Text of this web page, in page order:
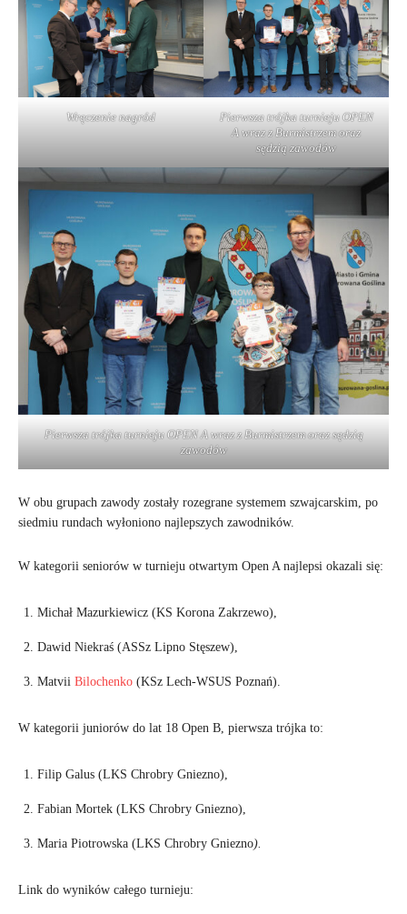
Wręczenie nagród
Pierwsza trójka turnieju OPEN
A wraz z Burmistrzem oraz
sędzią zawodów
Pierwsza trójka turnieju OPEN A wraz z Burmistrzem oraz sędzią
zawodów
W obu grupach zawody zostały rozegrane systemem szwajcarskim, po
siedmiu rundach wyłoniono najlepszych zawodników.
W kategorii seniorów w turnieju otwartym Open A najlepsi okazali się:
Michał Mazurkiewicz (KS Korona Zakrzewo),
Dawid Niekraś (ASSz Lipno Stęszew),
Matvii Bilochenko (KSz Lech-WSUS Poznań).
W kategorii juniorów do lat 18 Open B, pierwsza trójka to:
Filip Galus (LKS Chrobry Gniezno),
Fabian Mortek (LKS Chrobry Gniezno),
Maria Piotrowska (LKS Chrobry Gniezno).
Link do wyników całego turnieju: